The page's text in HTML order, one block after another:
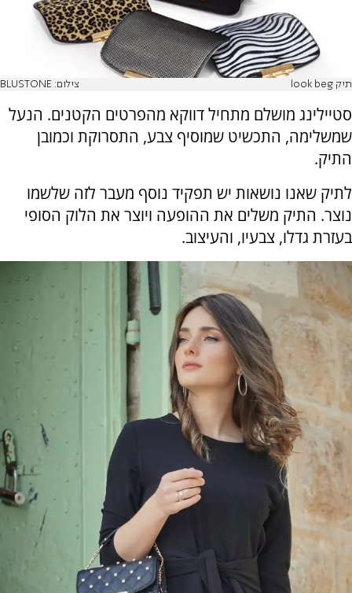
תיק look beg צילום: BLUSTONE
סטיילינג מושלם מתחיל דווקא מהפרטים הקטנים. הנעל
שמשלימה, התכשיט שמוסיף צבע, התסרוקת וכמובן
התיק.
לתיק שאנו נושאות יש תפקיד נוסף מעבר לזה שלשמו
נוצר. התיק משלים את ההופעה ויוצר את הלוק הסופי
בעזרת גדלו, צבעיו, והעיצוב.